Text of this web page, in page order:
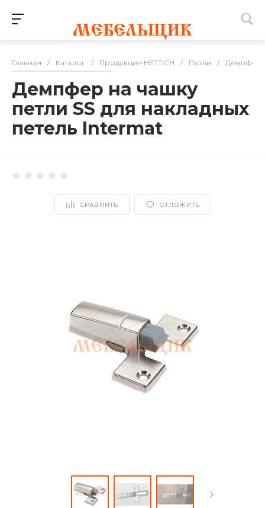
Главная / Каталог / Продукция HETTICH / Петли / Демпфер
Демпфер на чашку
петли SS для накладных
петель Intermat
СРАВНИТЬ ОТЛОЖИТЬ